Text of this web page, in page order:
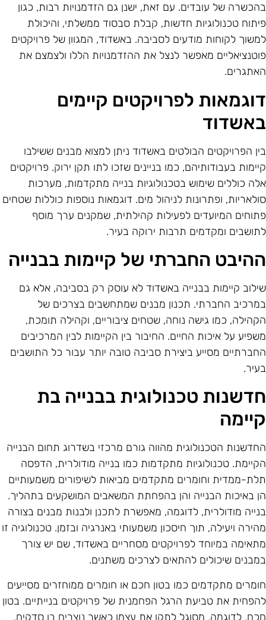
של עובדים. עם זאת, ישנן גם הזדמנויות רבות, כגון
טכנולוגיות חדשות, קבלת סבסוד ממשלתי, והיכולת
לקוחות מודעים לסביבה. באשדוד, המגוון של פרויקטים
מאפשר לנצל את ההזדמנויות הללו ולצמצם את
לפרויקטים קיימים
הפרויקטים הבולטים באשדוד ניתן למצוא מבנים ששילבו
בעבודותיהם, כמו בניינים שזכו לתו תקן ירוק. פרויקטים
כוללים שימוש בטכנולוגיות בנייה מתקדמות, מערכות
ופתרונות לניהול מים. דוגמאות נוספות כוללות שטחים
המיועדים לפעילות קהילתית, שמקנים ערך מוסף
ומקדמים תרבות ירוקה בעיר.
החברתי של קיימות בבנייה
קיימות בבנייה באשדוד לא עוסק רק בסביבה, אלא גם
החברתי. תכנון מבנים שמתחשבים בצרכים של
כמו גישה נוחה, שטחים ציבוריים, וקהילה תומכת,
על איכות החיים. החיבור בין הקיימות לבין המרכיבים
מסייע ביצירת סביבה טובה יותר עבור כל התושבים
טכנולוגית בבנייה בת
הטכנולוגית מהווה גורם מרכזי בשדרוג תחום הבנייה
טכנולוגיות מתקדמות כמו בנייה מודולרית, הדפסה
ממדית וחומרים מתקדמים מביאות לשיפורים משמעותיים
באיכות הבנייה והן בהפחתת המשאבים המושקעים בתהליך.
מודולרית, לדוגמה, מאפשרת לתכנן ולבנות מבנים בצורה
ויעילה, תוך חיסכון משמעותי באנרגיה ובזמן. טכנולוגיה זו
במיוחד לפרויקטים מסחריים באשדוד, שם יש צורך
שיכולים להתאים לצרכים משתנים.
מתקדמים כמו בטון חכם או חומרים ממוחזרים מסייעים
את טביעת הרגל הפחמנית של פרויקטים בנייתיים. בטון
לדוגמה, מסוגל לתקן את עצמו כאשר נוצרים בו סדקים,